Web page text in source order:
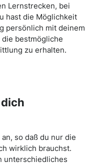
Lernstrecken, bei
hast die Möglichkeit
persönlich mit deinem
bestmögliche
zu erhalten.
so daß du nur die
wirklich brauchst.
unterschiedliches